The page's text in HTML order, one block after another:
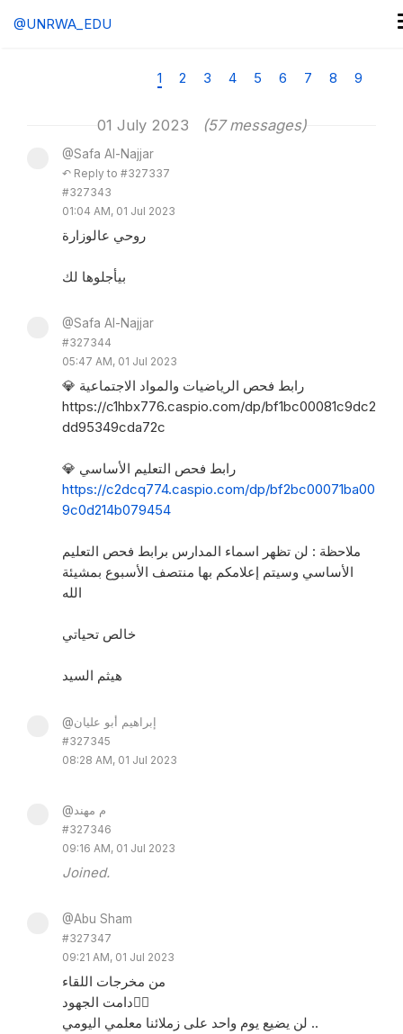
@UNRWA_EDU
1 2 3 4 5 6 7 8 9
01 July 2023 (57 messages)
@Safa Al-Najjar
↶ Reply to #327337
#327343
01:04 AM, 01 Jul 2023
روحي عالوزارة
بيأجلوها لك
@Safa Al-Najjar
#327344
05:47 AM, 01 Jul 2023
💎 رابط فحص الرياضيات والمواد الاجتماعية
https://c1hbx776.caspio.com/dp/bf1bc00081c9dc2
dd95349cda72c
💎 رابط فحص التعليم الأساسي
https://c2dcq774.caspio.com/dp/bf2bc00071ba00
9c0d214b079454
ملاحظة : لن تظهر اسماء المدارس برابط فحص التعليم
الأساسي وسيتم إعلامكم بها منتصف الأسبوع بمشيئة
الله
خالص تحياتي
هيثم السيد
@إبراهيم أبو عليان
#327345
08:28 AM, 01 Jul 2023
@م مهند
#327346
09:16 AM, 01 Jul 2023
Joined.
@Abu Sham
#327347
09:21 AM, 01 Jul 2023
من مخرجات اللقاء
دامت الجهود👍🏻
لن يضيع يوم واحد على زملائنا معلمي اليومي ..